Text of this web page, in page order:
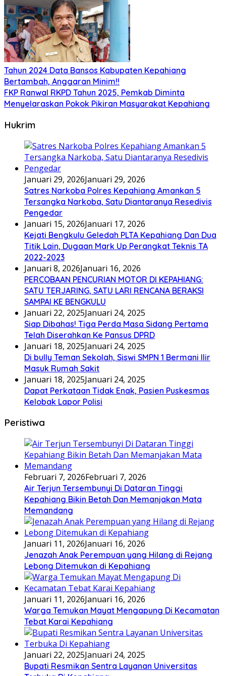
Tahun 2024 Data Bansos Kabupaten Kepahiang
Bertambah, Anggaran Minim!!
FKP Ranwal RKPD Tahun 2025, Pemkab Diminta
Menyelaraskan Pokok Pikiran Masyarakat Kepahiang
Hukrim
Januari 29, 2026Januari 29, 2026
Satres Narkoba Polres Kepahiang Amankan 5
Tersangka Narkoba, Satu Diantaranya Resedivis
Pengedar
Januari 15, 2026Januari 17, 2026
Kejati Bengkulu Geledah PLTA Kepahiang Dan Dua
Titik Lain, Dugaan Mark Up Perangkat Teknis TA
2022-2023
Januari 8, 2026Januari 16, 2026
PERCOBAAN PENCURIAN MOTOR DI KEPAHIANG:
SATU TERJARING, SATU LARI RENCANA BERAKSI
SAMPAI KE BENGKULU
Januari 22, 2025Januari 24, 2025
Siap Dibahas! Tiga Perda Masa Sidang Pertama
Telah Diserahkan Ke Pansus DPRD
Januari 18, 2025Januari 24, 2025
Di bully Teman Sekolah, Siswi SMPN 1 Bermani Ilir
Masuk Rumah Sakit
Januari 18, 2025Januari 24, 2025
Dapat Perkataan Tidak Enak, Pasien Puskesmas
Kelobak Lapor Polisi
Peristiwa
Februari 7, 2026Februari 7, 2026
Air Terjun Tersembunyi Di Dataran Tinggi
Kepahiang Bikin Betah Dan Memanjakan Mata
Memandang
Januari 11, 2026Januari 16, 2026
Jenazah Anak Perempuan yang Hilang di Rejang
Lebong Ditemukan di Kepahiang
Januari 11, 2026Januari 16, 2026
Warga Temukan Mayat Mengapung Di Kecamatan
Tebat Karai Kepahiang
Januari 22, 2025Januari 24, 2025
Bupati Resmikan Sentra Layanan Universitas